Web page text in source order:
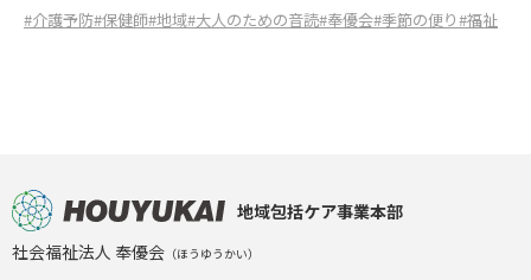
#介護予防#保健師#地域#大人のための音読#奉優会#季節の便り#福祉
地域包括ケア事業本部
社会福祉法人 奉優会 （ほうゆうかい）